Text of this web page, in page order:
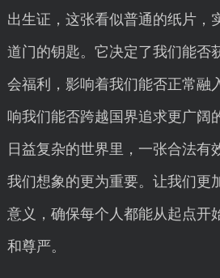
出生证，这张看似普通的纸片，
道门的钥匙。它决定了我们能否
会福利，影响着我们能否正常融
响我们能否跨越国界追求更广阔
日益复杂的世界里，一张合法有
我们想象的更为重要。让我们更
意义，确保每个人都能从起点开
和尊严。